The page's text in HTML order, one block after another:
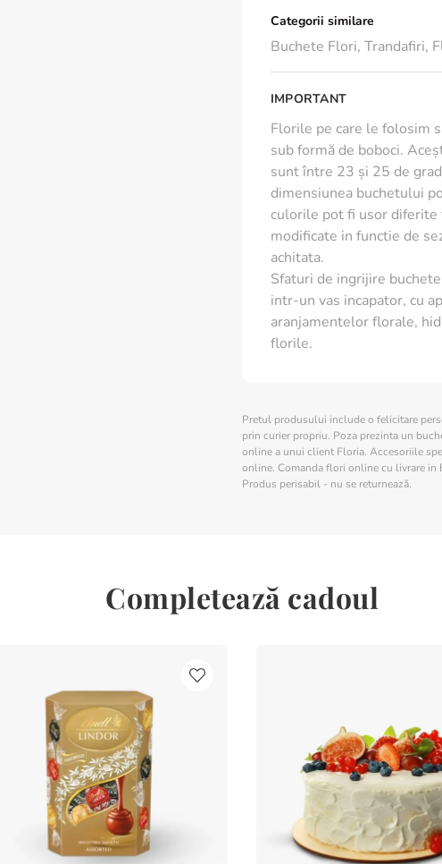
Iata cum poti sa pastrezi
- Foloseste apa plata.
- Toarna in apa putina
- Atunci cand tai coditele
liber, tija absoarbe aer,
aproximativ 2 cm.
- Cand pui florile in vaza,
- Schimba apa zilnic.
*Pentru ca lucram doar
diferita fata de
Categorii similare
Buchete Flori, Trandafiri,
IMPORTANT
Florile pe care le folosim
sub formă de boboci.
sunt între 23 și 25 de
dimensiunea buchetului
culorile pot fi usor
modificate in functie de
achitata.
Sfaturi de ingrijire
intr-un vas incapator, cu
aranjamentelor florale,
florile.
Pretul produsului include o felicitare
prin curier propriu. Poza prezinta un
online a unui client Floria. Accesoriile
online. Comanda flori online cu livrare in
Produs perisabil - nu se returnează.
Completează cadoul